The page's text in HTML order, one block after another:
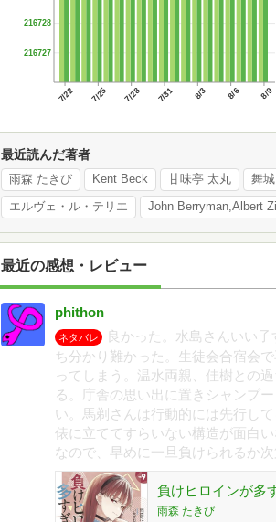
7/22 7/25 7/28 7/31 8/3 8/6 8/9
216727
216728
最近読んだ著者
雨森 たきび Kent Beck 甘味亭 太丸 舞
エルヴェ・ル・テリエ
最近の感想・レビュー
phithon
ネタバレ
良かった。水島さんいい
ち分かり難かった。生徒会合宿会
ってしまう。温水両親、佳樹との
る。庁舎の思い出に置きシャンプ
い。馬剃さんは行動的には先行し
俵に立ててすらいない構造が面白
なので、早めに一旦負けられるか次
負けヒロインが多
雨森 たきび